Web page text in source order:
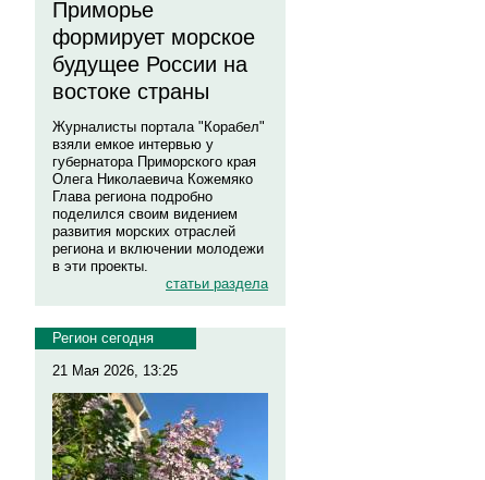
Приморье
формирует морское
будущее России на
востоке страны
Журналисты портала "Корабел"
взяли емкое интервью у
губернатора Приморского края
Олега Николаевича Кожемяко
Глава региона подробно
поделился своим видением
развития морских отраслей
региона и включении молодежи
в эти проекты.
статьи раздела
Регион сегодня
21 Мая 2026, 13:25